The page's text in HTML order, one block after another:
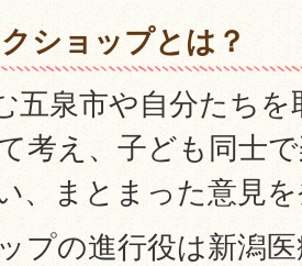
ショップとは？
五泉市や自分たちを
考え、子ども同士
、まとまった意見
プの進行役は新潟